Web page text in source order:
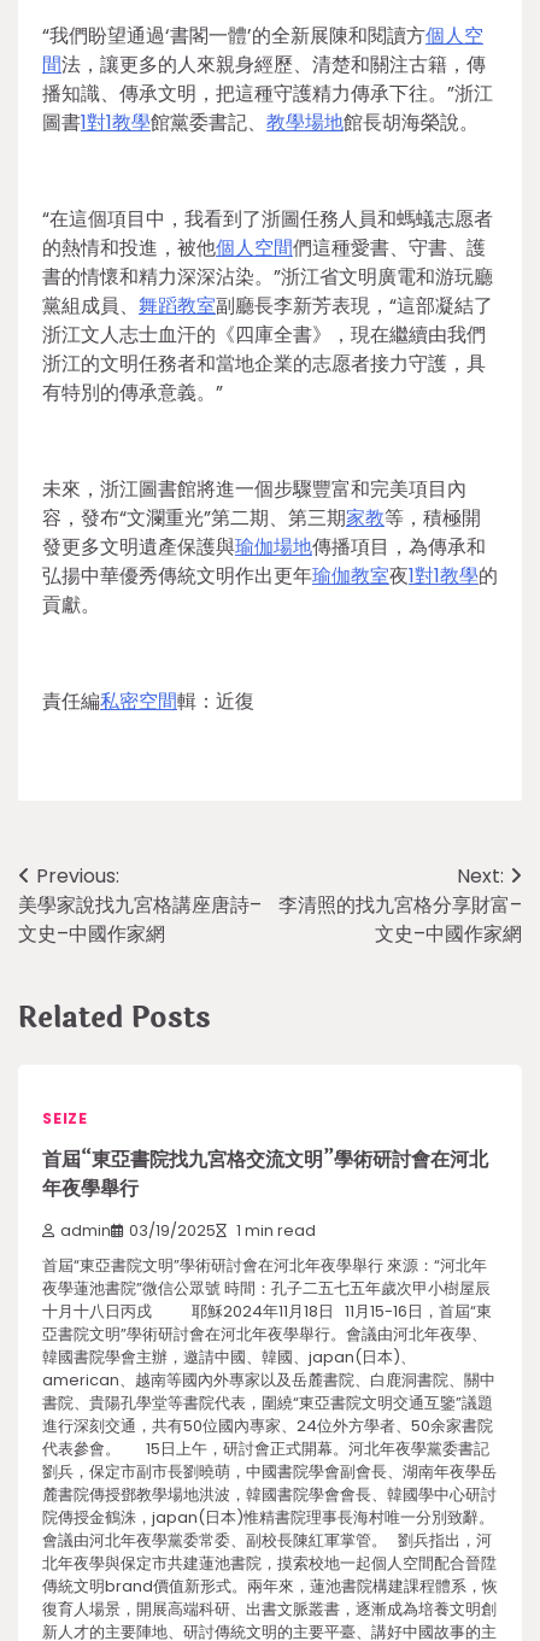
“我們盼望通過‘書閣一體’的全新展陳和閱讀方個人空
間法，讓更多的人來親身經歷、清楚和關注古籍，傳
播知識、傳承文明，把這種守護精力傳承下往。”浙江
圖書1對1教學館黨委書記、 教學場地館長胡海榮說。
“在這個項目中，我看到了浙圖任務人員和螞蟻志愿者
的熱情和投進，被他個人空間們這種愛書、守書、護
書的情懷和精力深深沾染。”浙江省文明廣電和游玩廳
黨組成員、 舞蹈教室副廳長李新芳表現，“這部凝結了
浙江文人志士血汗的《四庫全書》，現在繼續由我們
浙江的文明任務者和當地企業的志愿者接力守護，具
有特別的傳承意義。”
未來，浙江圖書館將進一個步驟豐富和完美項目內
容，發布“文瀾重光”第二期、第三期家教等，積極開
發更多文明遺產保護與瑜伽場地傳播項目，為傳承和
弘揚中華優秀傳統文明作出更年瑜伽教室夜1對1教學的
貢獻。
責任編私密空間輯：近復
Post
navigation
Previous:
美學家說找九宮格講座唐詩–
文史–中國作家網
Next:
李清照的找九宮格分享財富–
文史–中國作家網
Related Posts
SEIZE
首屆“東亞書院找九宮格交流文明”學術研討會在河北
年夜學舉行
admin 03/19/2025 1 min read
首屆“東亞書院文明”學術研討會在河北年夜學舉行 來源：“河北年
夜學蓮池書院”微信公眾號 時間：孔子二五七五年歲次甲小樹屋辰
十月十八日丙戌 耶穌2024年11月18日 11月15-16日，首屆“東
亞書院文明”學術研討會在河北年夜學舉行。會議由河北年夜學、
韓國書院學會主辦，邀請中國、韓國、japan(日本)、
american、越南等國內外專家以及岳麓書院、白鹿洞書院、關中
書院、貴陽孔學堂等書院代表，圍繞“東亞書院文明交通互鑒”議題
進行深刻交通，共有50位國內專家、24位外方學者、50余家書院
代表參會。 15日上午，研討會正式開幕。河北年夜學黨委書記
劉兵，保定市副市長劉曉萌，中國書院學會副會長、湖南年夜學岳
麓書院傳授鄧教學場地洪波，韓國書院學會會長、韓國學中心研討
院傳授金鶴洙，japan(日本)惟精書院理事長海村唯一分別致辭。
會議由河北年夜學黨委常委、副校長陳紅軍掌管。 劉兵指出，河
北年夜學與保定市共建蓮池書院，摸索校地一起個人空間配合晉陞
傳統文明brand價值新形式。兩年來，蓮池書院構建課程體系，恢
復育人場景，開展高端科研、出書文脈叢書，逐漸成為培養文明創
新人才的主要陣地、研討傳統文明的主要平臺、講好中國故事的主